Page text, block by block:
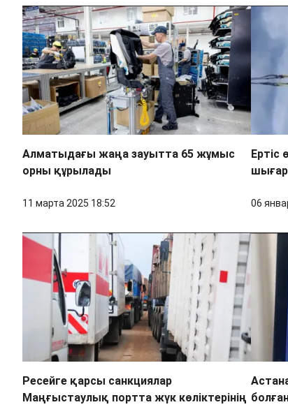
Алматыдағы жаңа зауытта 65 жұмыс
орны құрылады
11 марта 2025 18:52
Ертіс
06
Ресейге қарсы санкциялар
Маңғыстаулық портта жүк көліктерінің